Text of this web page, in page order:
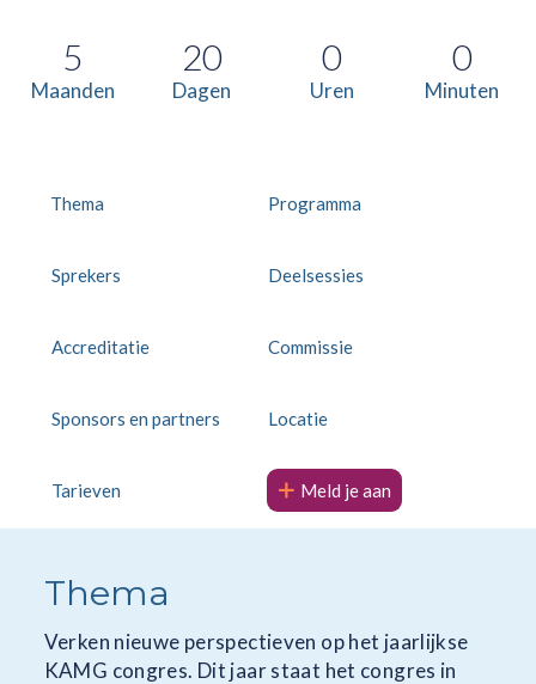
5
Maanden
20
Dagen
0
Uren
0
Minuten
Thema Programma
Sprekers Deelsessies
Accreditatie Commissie
Sponsors en partners Locatie
Tarieven Meld je aan
Thema
Verken nieuwe perspectieven op het jaarlijkse
KAMG congres. Dit jaar staat het congres in